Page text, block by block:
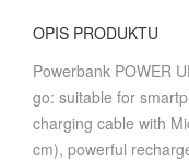
OPIS PRODUKTU
Powerbank POWER
go: suitable for
charging cable with
cm), powerful